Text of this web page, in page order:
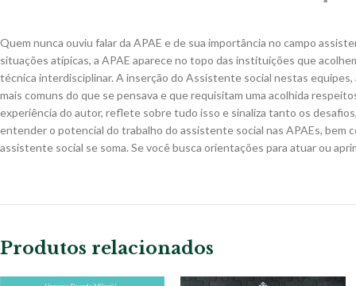
Quem nunca ouviu falar da APAE e de sua importância no campo
situações atípicas, a APAE aparece no topo das instituições que
técnica interdisciplinar. A inserção do Assistente social nestas
mais comuns do que se pensava e que requisitam uma acolhida
experiência do autor, reflete sobre tudo isso e sinaliza tanto os
entender o potencial do trabalho do assistente social nas APAEs, bem
assistente social se soma. Se você busca orientações para atuar ou
Produtos relacionados